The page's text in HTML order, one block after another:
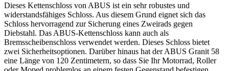
Dieses Kettenschloss von ABUS ist ein sehr robustes und
widerstandsfähiges Schloss. Aus diesem Grund eignet sich das
Schloss hervorragend zur Sicherung eines Zweirads gegen
Diebstahl. Das ABUS-Kettenschloss kann auch als
Bremsscheibenschloss verwendet werden. Dieses Schloss bietet
zwei Sicherheitsoptionen. Darüber hinaus hat der ABUS Granit 58
eine Länge von 120 Zentimetern, so dass Sie Ihr Motorrad, Roller